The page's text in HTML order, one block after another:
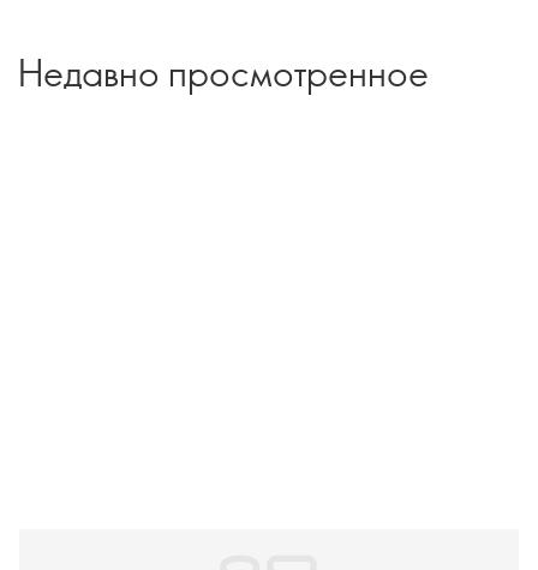
Недавно просмотренное